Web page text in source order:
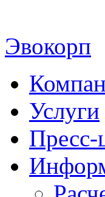
Эвокорп
Услуги
Пресс-